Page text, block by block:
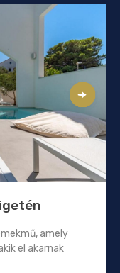
amely
el akarnak